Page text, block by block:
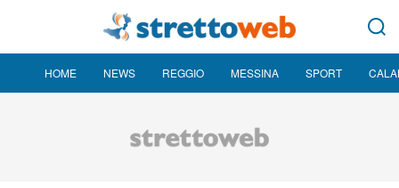
HOME NEWS REGGIO MESSINA SPORT